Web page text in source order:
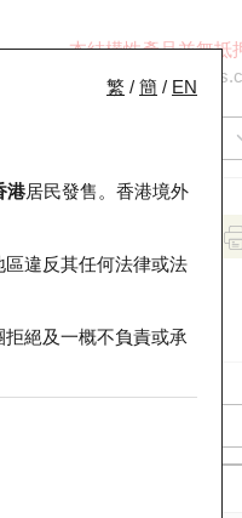
本結構性產品並無抵
ol-
繁 / 簡 / EN
港居民發售。香港境外
違反其任何法律或法
絕及一概不負責或承